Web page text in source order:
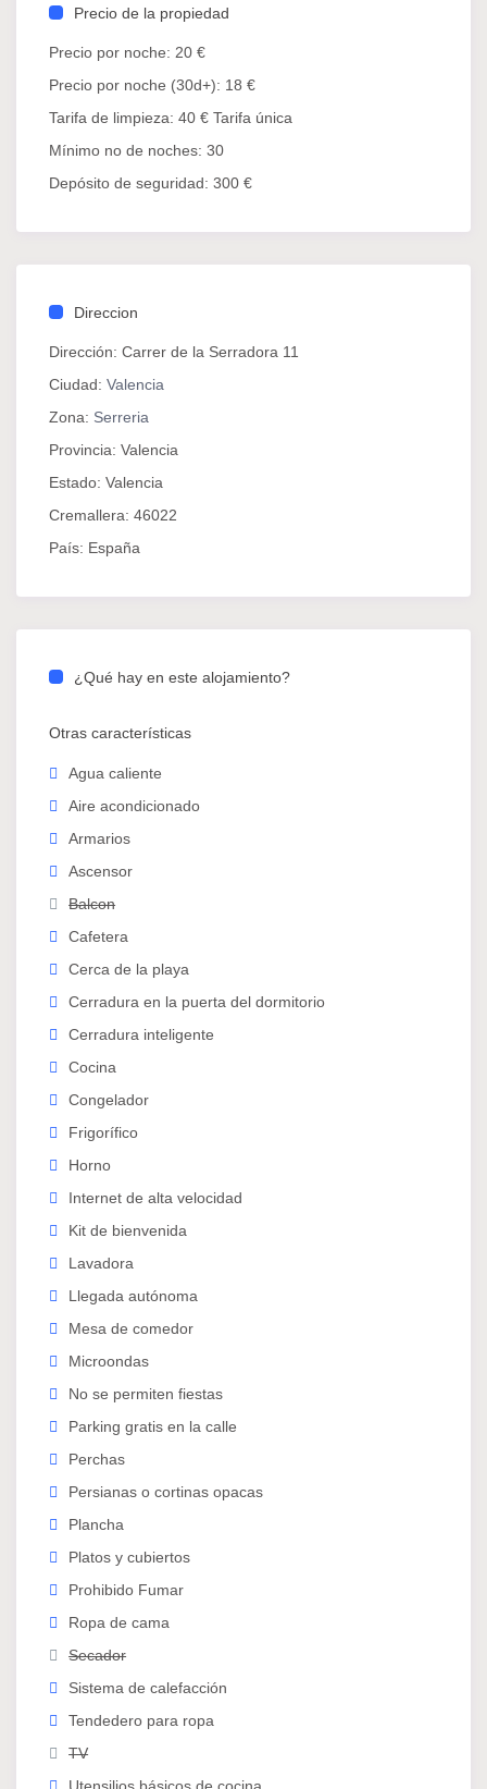
mudanza. Estancia minima 30 dias de alquiler
ℹ️ INFORMACIÓN IMPORTANTE
Se formaliza un contrato de alquiler temporal
antes del check-in
Horarios: entrada a partir de las 16:00 h | salida
✨ Qué encontrarás en la habitación:
Cama individual
🏠 Espacios compartidos:
Cocina equipada con horno-microondas,
lavadora, vitrocerámica y utensilios
Servicio de limpieza semanal en zonas comunes
💡 El precio incluye:
Gastos de comunidad
✅ Sin cargos ocultos
📍 Ubicación:
En pleno barrio deSerrería, con excelente acceso a
transporte público y servicios cercanos:
supermercados, gimnasios y zonas verdes a pocos
minutos a pie.
🚫 Normas de convivencia:
externas
Prohibido fumar en interiores
El incumplimiento de las normas conlleva la
terminación inmediata del contrato.
Precio de la propiedad
Precio por noche: 20 €
Precio por noche (30d+): 18 €
Tarifa de limpieza: 40 € Tarifa única
Mínimo no de noches: 30
Depósito de seguridad: 300 €
Direccion
Dirección: Carrer de la Serradora 11
Ciudad: Valencia
Zona: Serreria
Provincia: Valencia
Estado: Valencia
Cremallera: 46022
País: España
¿Qué hay en este alojamiento?
Otras características
Agua caliente
Aire acondicionado
Armarios
Ascensor
Balcon
Cafetera
Cerca de la playa
Cerradura en la puerta del dormitorio
Cerradura inteligente
Cocina
Congelador
Frigorífico
Horno
Internet de alta velocidad
Kit de bienvenida
Lavadora
Llegada autónoma
Mesa de comedor
Microondas
No se permiten fiestas
Parking gratis en la calle
Perchas
Persianas o cortinas opacas
Plancha
Platos y cubiertos
Prohibido Fumar
Ropa de cama
Secador
Sistema de calefacción
Tendedero para ropa
TV